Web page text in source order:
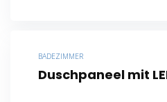
BADEZIMMER
Duschpaneel mit